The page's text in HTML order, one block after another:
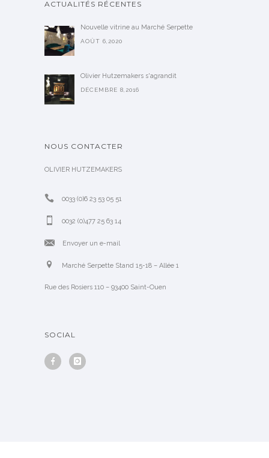
ACTUALITÉS RÉCENTES
Nouvelle vitrine au Marché Serpette
AOÛT 6,2020
Olivier Hutzemakers s'agrandit
DÉCEMBRE 8,2016
NOUS CONTACTER
OLIVIER HUTZEMAKERS
0033 (0)6 23 53 05 51
0032 (0)477 25 63 14
Envoyer un e-mail
Marché Serpette Stand 15-18 – Allée 1
Rue des Rosiers 110 – 93400 Saint-Ouen
SOCIAL